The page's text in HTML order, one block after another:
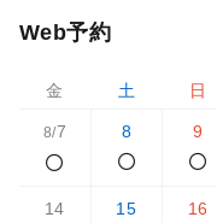
Web予約
金 土 日
8/7 8 9
14 15 16